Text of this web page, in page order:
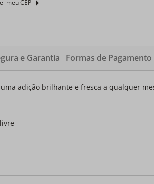
meu CEP
e Garantia Formas de Pagamento
adição brilhante e fresca a qualquer